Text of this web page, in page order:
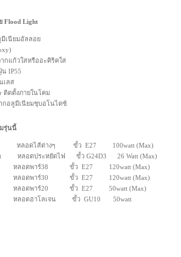
Flood Light
เนียมอัลลอย
กแก้วใสหรืออะคิริคใส
IP55
เลส
ติดตั้งภายในโคม
กอลูมีเนียมชุบอโนไดซ์
รุ่นนี้
หลอดไส้ต่างๆ ขั้ว E27 100watt (Max)
หลอดประหยัดไฟ ขั้ว G24D3 26 Watt (Max)
าร์38 ขั้ว E27 120watt (Max)
าร์30 ขั้ว E27 120watt (Max)
าร์20 ขั้ว E27 50watt (Max)
โลเจน ขั้ว GU10 50watt